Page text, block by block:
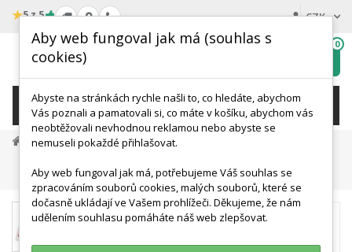
★5 z 5 CZK
wishlist
0
KATEGORIE
Medicínská Simulace A Výcvik
Odlitek Rány - Popáleniny 3. Stupně - Velký
Aby web fungoval jak má (souhlas s
cookies)
Abyste na stránkách rychle našli to, co hledáte, abychom
Vás poznali a pamatovali si, co máte v košíku, abychom vás
neobtěžovali nevhodnou reklamou nebo abyste se
nemuseli pokaždé přihlašovat.
Aby web fungoval jak má, potřebujeme Váš souhlas se
zpracováním souborů cookies, malých souborů, které se
dočasně ukládají ve Vašem prohlížeči. Děkujeme, že nám
udělením souhlasu pomáháte náš web zlepšovat.